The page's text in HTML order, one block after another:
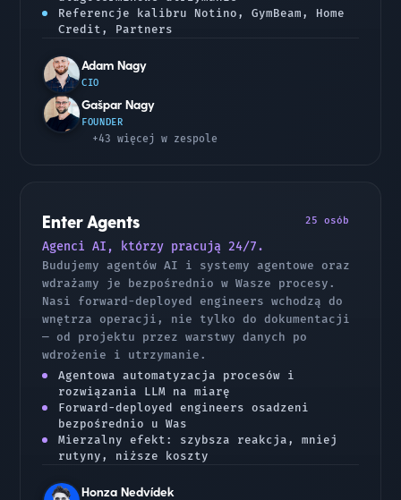
Referencje kalibru Notino, GymBeam, Home
Credit, Partners
Adam Nagy
CIO
Gašpar Nagy
FOUNDER
+43 więcej w zespole
Enter Agents 25 osób
Agenci AI, którzy pracują 24/7.
Budujemy agentów AI i systemy agentowe oraz
wdrażamy je bezpośrednio w Wasze procesy.
Nasi forward-deployed engineers wchodzą do
wnętrza operacji, nie tylko do dokumentacji
— od projektu przez warstwy danych po
wdrożenie i utrzymanie.
Agentowa automatyzacja procesów i
rozwiązania LLM na miarę
Forward-deployed engineers osadzeni
bezpośrednio u Was
Mierzalny efekt: szybsza reakcja, mniej
rutyny, niższe koszty
Honza Nedvídek